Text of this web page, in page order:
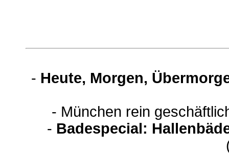
- Heute, Morgen,
- München rein
- Badespecial: